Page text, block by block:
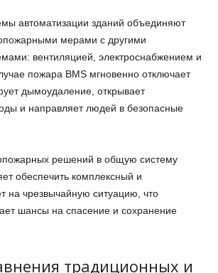
автоматизации зданий объединяют
мерами с другими
вентиляцией, электроснабжением и
пожара BMS мгновенно отключает
дымоудаление, открывает
и направляет людей в безопасные
решений в общую систему
обеспечить комплексный и
на чрезвычайную ситуацию, что
шансы на спасение и сохранение
традиционных и